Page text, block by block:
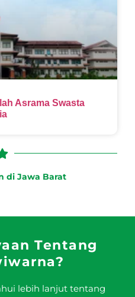
Asrama Swasta
di Jawa Barat
Tentang
lebih lanjut tentang